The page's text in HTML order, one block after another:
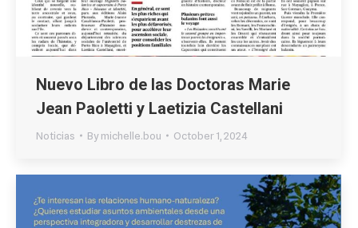
Nuevo Libro de las Doctoras Marie
Jean Paoletti y Laetizia Castellani
Noticias Bymichelle.bou October 1, 2024